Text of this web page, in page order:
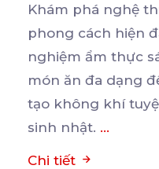
Khám phá nghệ
phong cách hiện
nghiệm ẩm thực
món ăn đa dạng
tạo không khí
sinh nhật. ...
Chi tiết